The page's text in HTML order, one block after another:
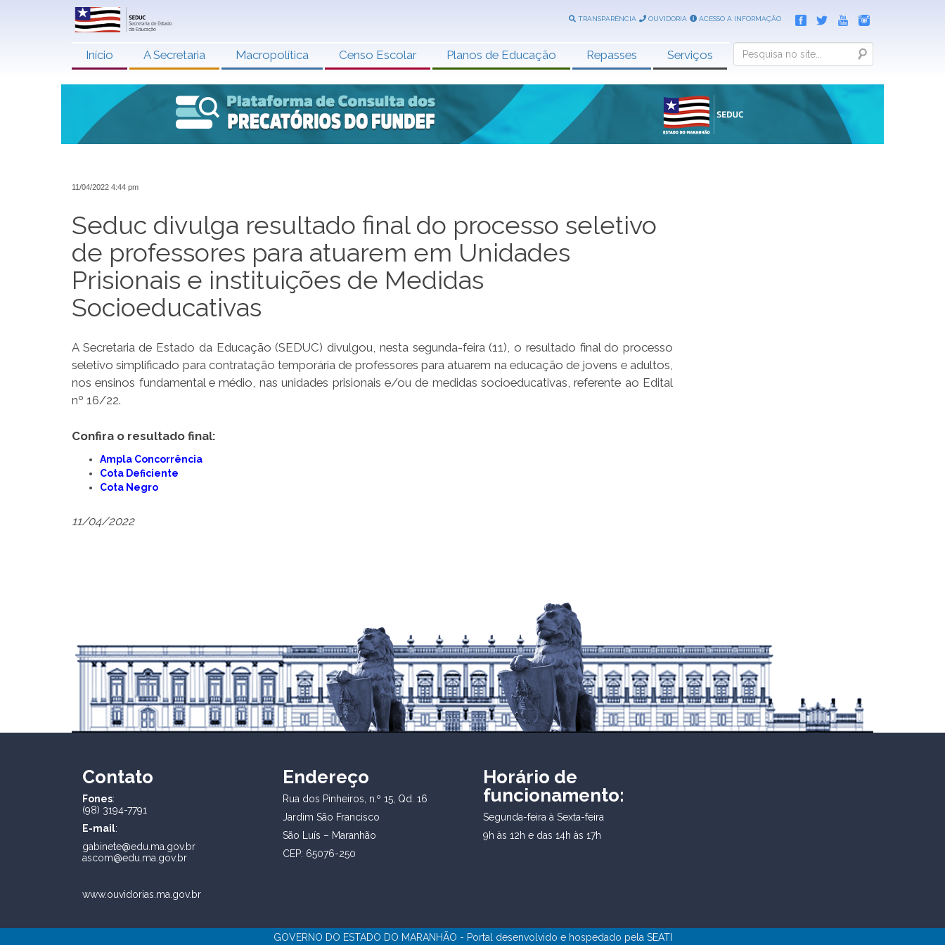
TRANSPARÊNCIA OUVIDORIA ACESSO A INFORMAÇÃO
Início A Secretaria Macropolítica Censo Escolar Planos de Educação Repasses Serviços Search
11/04/2022 4:44 pm
Seduc divulga resultado final do processo seletivo
de professores para atuarem em Unidades
Prisionais e instituições de Medidas
Socioeducativas
A Secretaria de Estado da Educação (SEDUC) divulgou, nesta segunda-feira (11), o resultado final do processo
seletivo simplificado para contratação temporária de professores para atuarem na educação de jovens e adultos,
nos ensinos fundamental e médio, nas unidades prisionais e/ou de medidas socioeducativas, referente ao Edital
nº 16/22.
Confira o resultado final:
Ampla Concorrência
Cota Deficiente
Cota Negro
11/04/2022
Contato
Fones:
(98) 3194-7791
E-mail:
gabinete@edu.ma.gov.br
ascom@edu.ma.gov.br
www.ouvidorias.ma.gov.br
Endereço
Rua dos Pinheiros, n.º 15, Qd. 16
Jardim São Francisco
São Luís – Maranhão
CEP: 65076-250
Horário de
funcionamento:
Segunda-feira à Sexta-feira
9h às 12h e das 14h às 17h
GOVERNO DO ESTADO DO MARANHÃO - Portal desenvolvido e hospedado pela SEATI